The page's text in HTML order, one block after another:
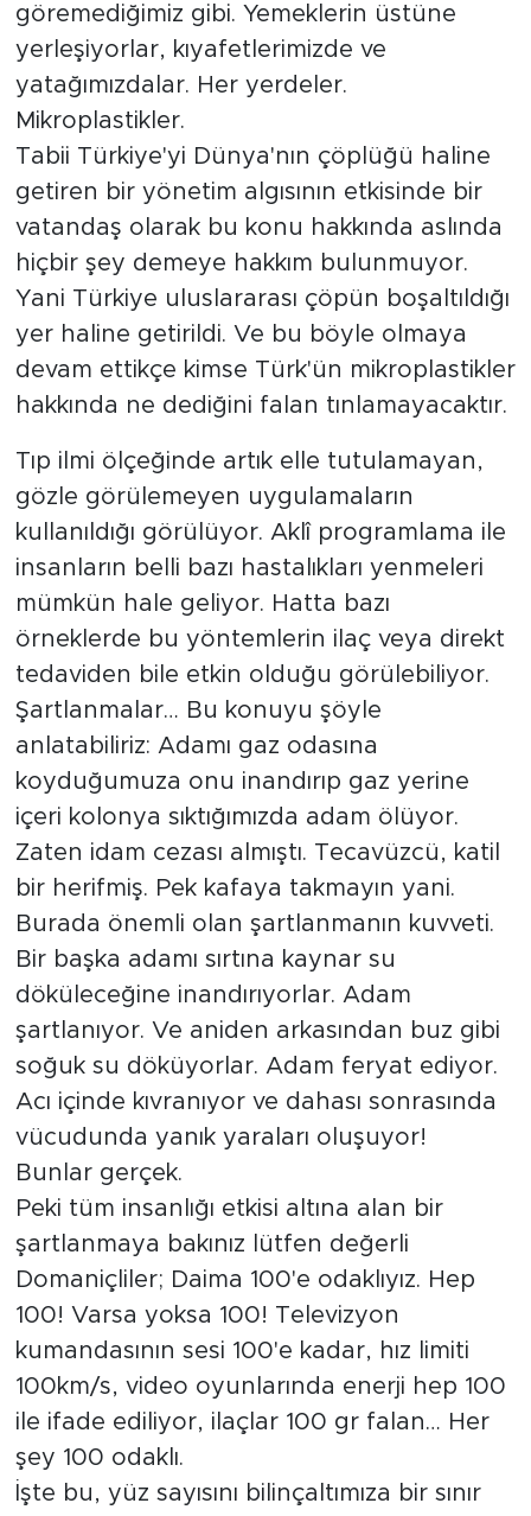
göremediğimiz gibi. Yemeklerin üstüne
yerleşiyorlar, kıyafetlerimizde ve
yatağımızdalar. Her yerdeler.
Mikroplastikler.
Tabii Türkiye'yi Dünya'nın çöplüğü haline
getiren bir yönetim algısının etkisinde bir
vatandaş olarak bu konu hakkında aslında
hiçbir şey demeye hakkım bulunmuyor.
Yani Türkiye uluslararası çöpün boşaltıldığı
yer haline getirildi. Ve bu böyle olmaya
devam ettikçe kimse Türk'ün mikroplastikler
hakkında ne dediğini falan tınlamayacaktır.
Tıp ilmi ölçeğinde artık elle tutulamayan,
gözle görülemeyen uygulamaların
kullanıldığı görülüyor. Aklî programlama ile
insanların belli bazı hastalıkları yenmeleri
mümkün hale geliyor. Hatta bazı
örneklerde bu yöntemlerin ilaç veya direkt
tedaviden bile etkin olduğu görülebiliyor.
Şartlanmalar… Bu konuyu şöyle
anlatabiliriz: Adamı gaz odasına
koyduğumuza onu inandırıp gaz yerine
içeri kolonya sıktığımızda adam ölüyor.
Zaten idam cezası almıştı. Tecavüzcü, katil
bir herifmiş. Pek kafaya takmayın yani.
Burada önemli olan şartlanmanın kuvveti.
Bir başka adamı sırtına kaynar su
döküleceğine inandırıyorlar. Adam
şartlanıyor. Ve aniden arkasından buz gibi
soğuk su döküyorlar. Adam feryat ediyor.
Acı içinde kıvranıyor ve dahası sonrasında
vücudunda yanık yaraları oluşuyor!
Bunlar gerçek.
Peki tüm insanlığı etkisi altına alan bir
şartlanmaya bakınız lütfen değerli
Domaniçliler; Daima 100'e odaklıyız. Hep
100! Varsa yoksa 100! Televizyon
kumandasının sesi 100'e kadar, hız limiti
100km/s, video oyunlarında enerji hep 100
ile ifade ediliyor, ilaçlar 100 gr falan… Her
şey 100 odaklı.
İşte bu, yüz sayısını bilinçaltımıza bir sınır